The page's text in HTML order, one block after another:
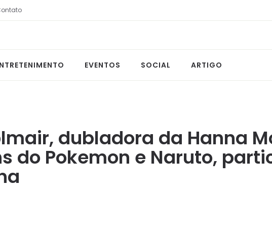
EVENTOS SOCIAL ARTIGO
dubladora da Hanna
do Pokemon e Naruto,